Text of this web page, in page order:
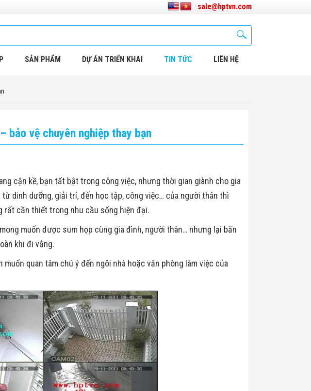
sale@hptvn.com
SẢN PHẨM DỰ ÁN TRIỂN KHAI TIN TỨC LIÊN HỆ
bảo vệ chuyên nghiệp thay bạn
cận kề, bạn tất bật trong công việc, nhưng thời gian giành cho gia
dinh dưỡng, giải trí, đến học tập, công việc… của người thân thì
rất cần thiết trong nhu cầu sống hiện đại.
muốn được sum họp cùng gia đình, người thân… nhưng lại băn
khi đi vắng.
quan tâm chú ý đến ngôi nhà hoặc văn phòng làm việc của